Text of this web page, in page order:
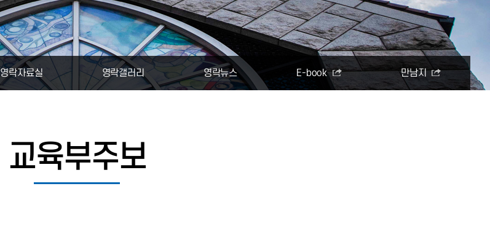
영락자료실 영락갤러리 영락뉴스 E-book 만남지
교육부주보